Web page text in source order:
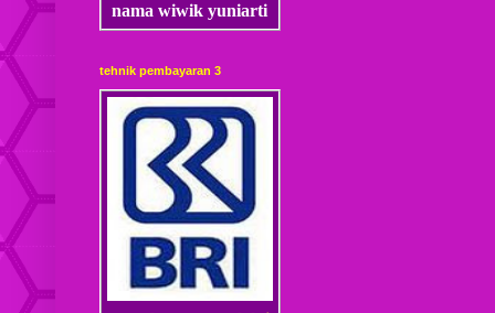
nama wiwik yuniarti
tehnik pembayaran 3